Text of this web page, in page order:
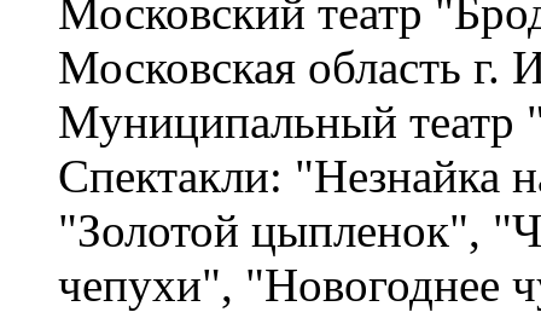
Московский театр
Московская область г.
Муниципальный театр
Спектакли: "Незнайка
"Золотой цыпленок",
чепухи", "Новогоднее